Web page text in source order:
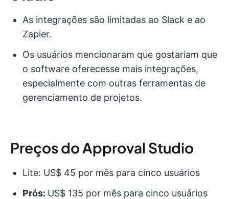
As integrações são limitadas ao Slack e ao
Zapier.
Os usuários mencionaram que gostariam que
o software oferecesse mais integrações,
especialmente com outras ferramentas de
gerenciamento de projetos.
Preços do Approval Studio
Lite: US$ 45 por mês para cinco usuários
Prós: US$ 135 por mês para cinco usuários